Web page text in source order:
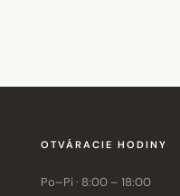
OTVÁRACIE HODINY
Po–Pi · 8:00 – 18:00